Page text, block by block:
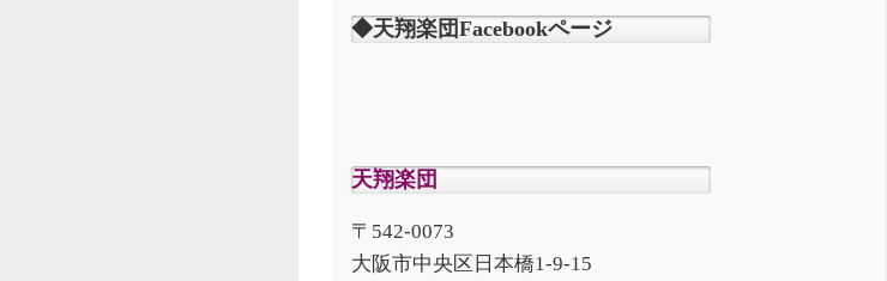
◆天翔楽団Facebookページ
天翔楽団
〒542-0073
大阪市中央区日本橋1-9-15